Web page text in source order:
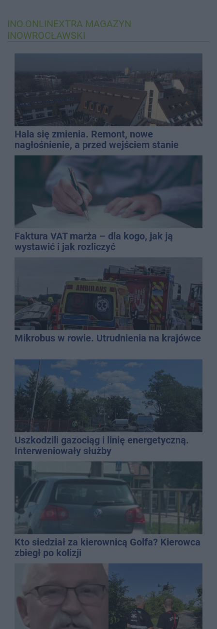
INO.ONLINEXTRA MAGAZYN
INOWROCŁAWSKI
Hala się zmienia. Remont, nowe
nagłośnienie, a przed wejściem stanie
QEMETICA ARENA
Faktura VAT marża – dla kogo, jak ją
wystawić i jak rozliczyć
Mikrobus w rowie. Utrudnienia na krajówce
Uszkodzili gazociąg i linię energetyczną.
Interweniowały służby
Kto siedział za kierownicą Golfa? Kierowca
zbiegł po kolizji